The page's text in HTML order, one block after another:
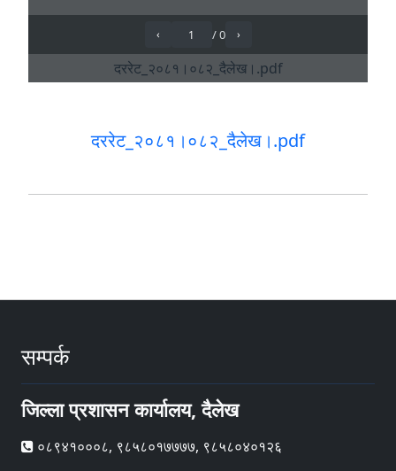
दररेट_२०८१।०८२_दैलेख।.pdf
सम्पर्क
जिल्ला प्रशासन कार्यालय, दैलेख
०८९४१०००८, ९८५८०१७७७७, ९८५८०४०१२६